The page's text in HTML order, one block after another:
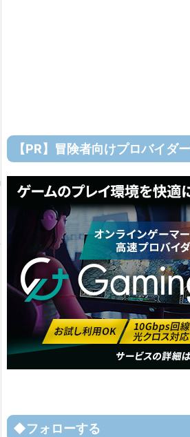
【PR】冒険者向けプロバイダー
◆フォローする